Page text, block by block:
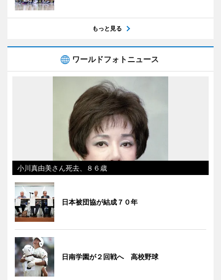
もっと見る
ワールドフォトニュース
小川真由美さん死去、８６歳
日本被団協が結成７０年
日南学園が２回戦へ 高校野球